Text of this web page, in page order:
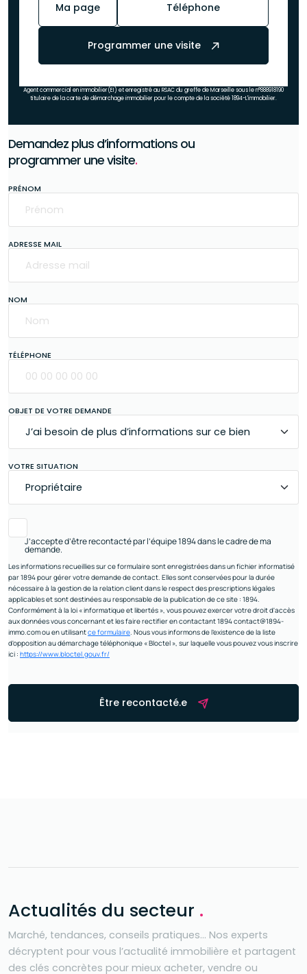
Ma page Téléphone
Programmer une visite
Agent commercial en immobilier(EI) et enregistré au RSAC du greffe de Marseille sous le n°888918190
titulaire de la carte de démarchage immobilier pour le compte de la société 1894-L'immobilier.
Demandez plus d’informations ou
programmer une visite.
PRÉNOM
ADRESSE MAIL
NOM
TÉLÉPHONE
OBJET DE VOTRE DEMANDE
VOTRE SITUATION
J’accepte d’être recontacté par l’équipe 1894 dans le cadre de ma
demande.
Les informations recueillies sur ce formulaire sont enregistrées dans un fichier informatisé
par 1894 pour gérer votre demande de contact. Elles sont conservées pour la durée
nécessaire à la gestion de la relation client dans le respect des prescriptions légales
applicables et sont destinées au responsable de la publication de ce site : 1894.
Conformément à la loi « informatique et libertés », vous pouvez exercer votre droit d'accès
aux données vous concernant et les faire rectifier en contactant 1894 contact@1894-
immo.com ou en utilisantce formulaire. Nous vous informons de l’existence de la liste
d'opposition au démarchage téléphonique « Bloctel », sur laquelle vous pouvez vous inscrire
ici : https://www.bloctel.gouv.fr/
Être recontacté.e
Actualités du secteur .
Marché, tendances, conseils pratiques… Nos experts
décryptent pour vous l’actualité immobilière et partagent
des clés concrètes pour mieux acheter, vendre ou